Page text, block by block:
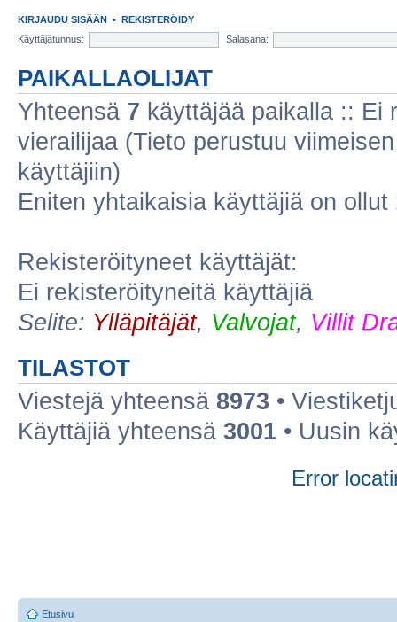
KIRJAUDU SISÄÄN • REKISTERÖIDY
Käyttäjätunnus:
Salasana:
PAIKALLAOLIJAT
Yhteensä 7 käyttäjää paikalla :: Ei
vierailijaa (Tieto perustuu
käyttäjiin)
Eniten yhtaikaisia käyttäjiä on ollut
Rekisteröityneet käyttäjät:
Ei rekisteröityneitä käyttäjiä
Selite: Ylläpitäjät, Valvojat, Villit
TILASTOT
Viestejä yhteensä 8973 •
Käyttäjiä yhteensä 3001 • Uusin
Error
Etusivu